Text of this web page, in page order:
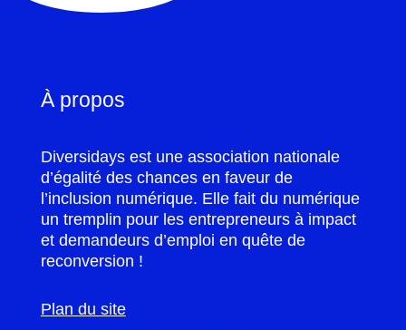
À propos
Diversidays est une association nationale
d’égalité des chances en faveur de
l’inclusion numérique. Elle fait du numérique
un tremplin pour les entrepreneurs à impact
et demandeurs d’emploi en quête de
reconversion !
Plan du site